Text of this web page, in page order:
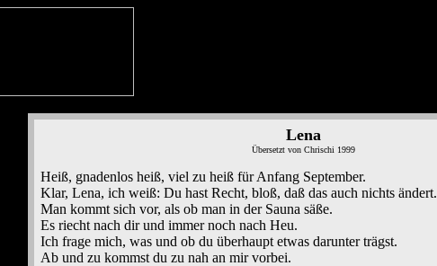
Lena
Übersetzt von Chrischi 1999
Heiß, gnadenlos heiß, viel zu heiß für Anfang September.
Klar, Lena, ich weiß: Du hast Recht, bloß, daß das auch nichts ändert.
Man kommt sich vor, als ob man in der Sauna säße.
Es riecht nach dir und immer noch nach Heu.
Ich frage mich, was und ob du überhaupt etwas darunter trägst.
Ab und zu kommst du zu nah an mir vorbei.